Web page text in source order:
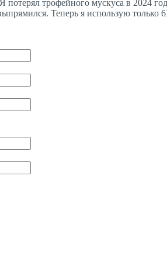
Я потерял трофейного мускуса в 2024
Теперь я использую только